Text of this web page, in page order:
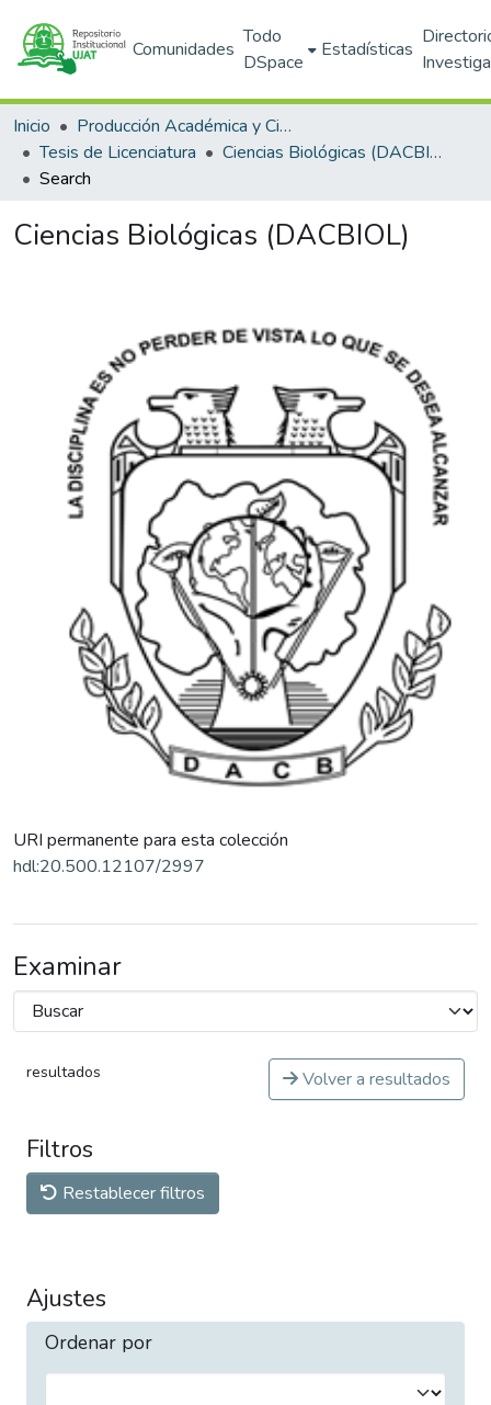
Comunidades
Todo
DSpace
Estadísticas
Inicio
Producción Académica y Científica
Tesis de Licenciatura
Ciencias Biológicas (DACBIOL)
Search
Ciencias Biológicas (DACBIOL)
URI permanente para esta colección
hdl:20.500.12107/2997
Examinar
resultados Volver a resultados
Filtros
Restablecer filtros
Ajustes
Ordenar por